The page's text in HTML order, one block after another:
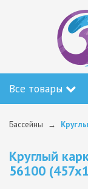
Все товары
Бассейны
Круглый
56100